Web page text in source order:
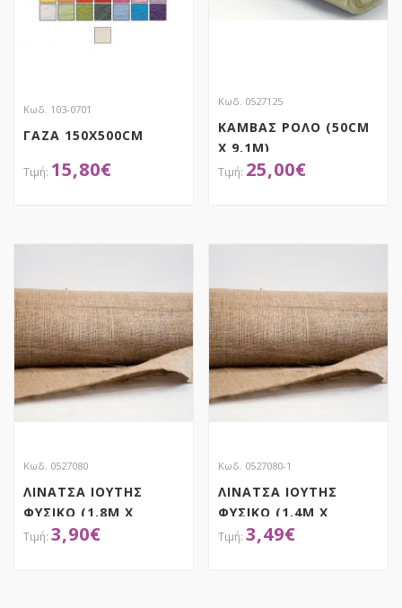
Κωδ. 103-0701
ΓΑΖΑ 150X500CM
15,80€
Κωδ. 0527125
ΚΑΜΒΑΣ ΡΟΛΟ (50CM
X 9,1M)
25,00€
Κωδ. 0527080
ΛΙΝΑΤΣΑ ΙΟΥΤΗΣ
ΦΥΣΙΚΟ (1.8M X
ΤΡΕΧΟΝ ΜΕΤΡΟ)
3,90€
Κωδ. 0527080-1
ΛΙΝΑΤΣΑ ΙΟΥΤΗΣ
ΦΥΣΙΚΟ (1.4M X
ΤΡΕΧΟΝ ΜΕΤΡΟ)
3,49€